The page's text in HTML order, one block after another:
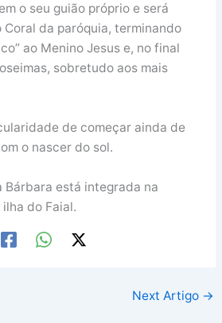
o seu guião próprio e será
Coral da paróquia, terminando
ao Menino Jesus e, no final
sobretudo aos mais
de começar ainda de
o nascer do sol.
Bárbara está integrada na
do Faial.
Next Artigo →